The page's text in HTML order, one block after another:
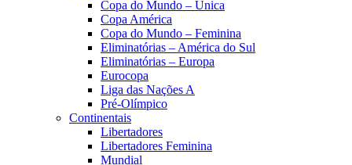
Copa do Mundo – Única
Copa América
Copa do Mundo – Feminina
Eliminatórias – América do Sul
Eliminatórias – Europa
Eurocopa
Liga das Nações A
Pré-Olímpico
Continentais
Libertadores
Libertadores Feminina
Mundial